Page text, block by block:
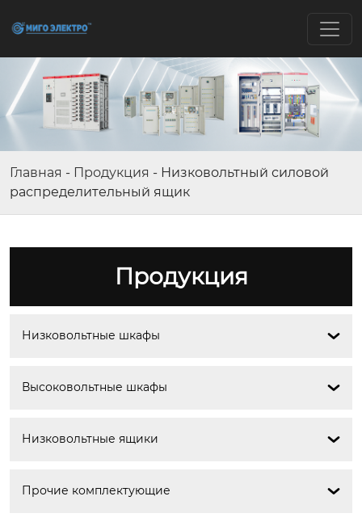
Главная - Продукция - Низковольтный силовой
распределительный ящик
Продукция
Низковольтные шкафы 
Высоковольтные шкафы 
Низковольтные ящики 
Прочие комплектующие 